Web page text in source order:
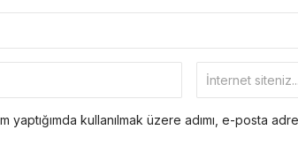
yaptığımda kullanılmak üzere adımı, e-posta